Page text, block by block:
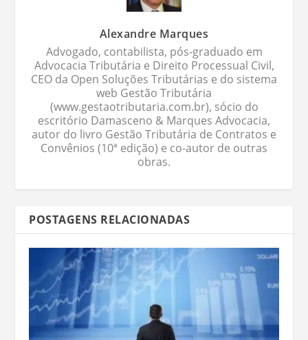
Alexandre Marques
Advogado, contabilista, pós-graduado em
Advocacia Tributária e Direito Processual Civil,
CEO da Open Soluções Tributárias e do sistema
web Gestão Tributária
(www.gestaotributaria.com.br), sócio do
escritório Damasceno & Marques Advocacia,
autor do livro Gestão Tributária de Contratos e
Convênios (10ª edição) e co-autor de outras
obras.
POSTAGENS RELACIONADAS